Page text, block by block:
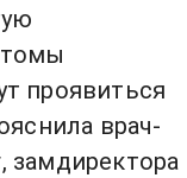
проявиться
врач-
замдиректора